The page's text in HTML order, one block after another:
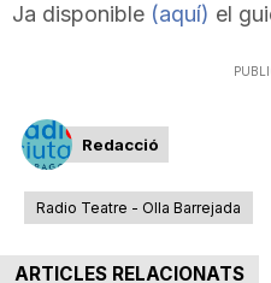
T
a
Ja disponible (aquí) el
Redacció
Radio Teatre - Olla Barrejada
ARTICLES RELACIONATS